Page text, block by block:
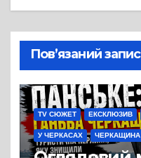
Пов’язаний запис
TV СЮЖЕТ ЕКСКЛЮЗИВ
У ЧЕРКАСАХ ЧЕРКАЩИНА